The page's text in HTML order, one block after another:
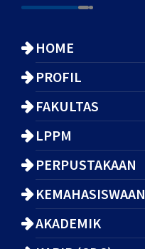
HOME
PROFIL
FAKULTAS
LPPM
PERPUSTAKAAN
KEMAHASISWAAN
AKADEMIK